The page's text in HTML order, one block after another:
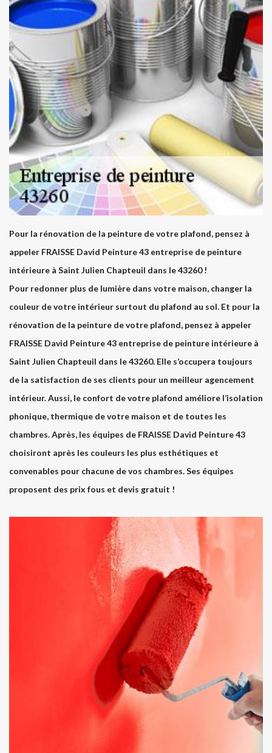
Pour la rénovation de la peinture de votre plafond, pensez à
appeler FRAISSE David Peinture 43 entreprise de peinture
intérieure à Saint Julien Chapteuil dans le 43260 !
Pour redonner plus de lumière dans votre maison, changer la
couleur de votre intérieur surtout du plafond au sol. Et pour la
rénovation de la peinture de votre plafond, pensez à appeler
FRAISSE David Peinture 43 entreprise de peinture intérieure à
Saint Julien Chapteuil dans le 43260. Elle s’occupera toujours
de la satisfaction de ses clients pour un meilleur agencement
intérieur. Aussi, le confort de votre plafond améliore l’isolation
phonique, thermique de votre maison et de toutes les
chambres. Après, les équipes de FRAISSE David Peinture 43
choisiront après les couleurs les plus esthétiques et
convenables pour chacune de vos chambres. Ses équipes
proposent des prix fous et devis gratuit !